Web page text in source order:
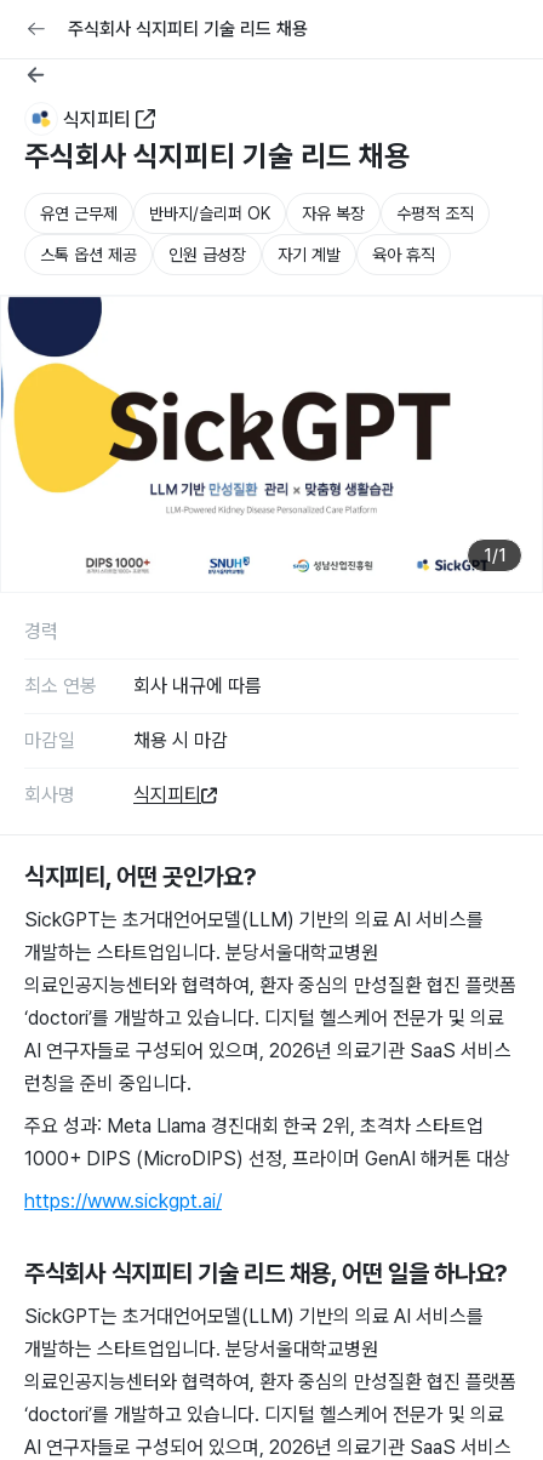
교육 커리어
주식회사 식지피티 기술 리드 채용
식지피티
주식회사 식지피티 기술 리드 채용
유연 근무제 반바지/슬리퍼 OK 자유 복장 수평적 조직
스톡 옵션 제공 인원 급성장 자기 계발 육아 휴직
1 /1
식지피티 , 어떤 곳인가요?
SickGPT는 초거대언어모델(LLM) 기반의 의료 AI 서비스를
개발하는 스타트업입니다. 분당서울대학교병원
의료인공지능센터와 협력하여, 환자 중심의 만성질환 협진 플랫폼
‘doctori’를 개발하고 있습니다. 디지털 헬스케어 전문가 및 의료
AI 연구자들로 구성되어 있으며, 2026년 의료기관 SaaS 서비스
런칭을 준비 중입니다.
주요 성과: Meta Llama 경진대회 한국 2위, 초격차 스타트업
1000+ DIPS (MicroDIPS) 선정, 프라이머 GenAI 해커톤 대상
https://www.sickgpt.ai/
주식회사 식지피티 기술 리드 채용, 어떤 일을 하나요?
SickGPT는 초거대언어모델(LLM) 기반의 의료 AI 서비스를
개발하는 스타트업입니다. 분당서울대학교병원
의료인공지능센터와 협력하여, 환자 중심의 만성질환 협진 플랫폼
‘doctori’를 개발하고 있습니다. 디지털 헬스케어 전문가 및 의료
AI 연구자들로 구성되어 있으며, 2026년 의료기관 SaaS 서비스
경력
최소 연봉 회사 내규에 따름
마감일 채용 시 마감
회사명 식지피티